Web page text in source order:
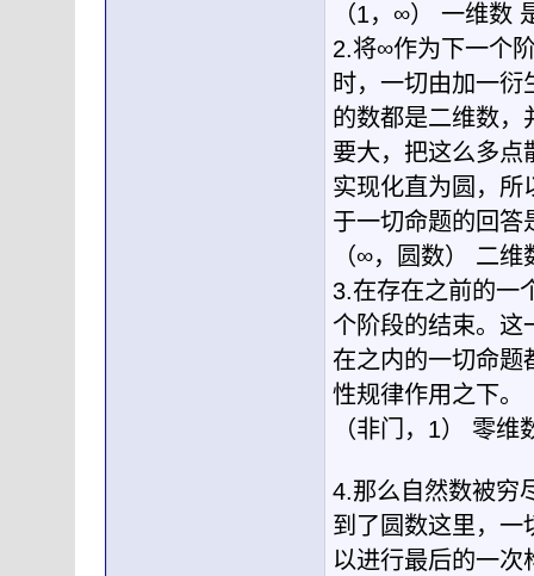
（1，∞） 一维数
2.将∞作为下一个
时，一切由加一
的数都是二维数，
要大，把这么多点
实现化直为圆，所
于一切命题的回答
（∞，圆数） 二维
3.在存在之前的一
个阶段的结束。这
在之内的一切命题
性规律作用之下。
（非门，1） 零维
4.那么自然数被穷
到了圆数这里，一
以进行最后的一次